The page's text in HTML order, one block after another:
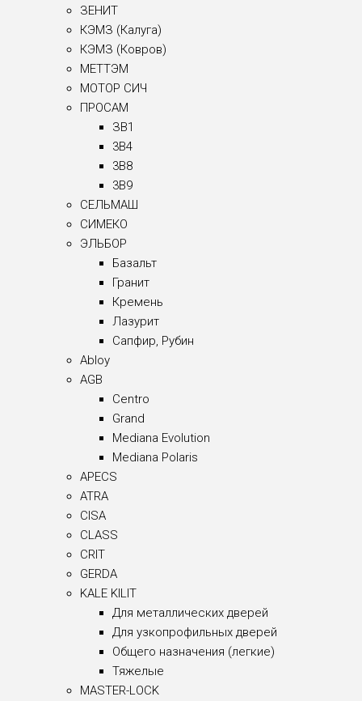
ЗЕНИТ
КЭМЗ (Калуга)
КЭМЗ (Ковров)
МЕТТЭМ
МОТОР СИЧ
ПРОСАМ
ЗВ1
3B4
3B8
3B9
СЕЛЬМАШ
СИМЕКО
ЭЛЬБОР
Базальт
Гранит
Кремень
Лазурит
Сапфир, Рубин
Abloy
AGB
Centro
Grand
Mediana Evolution
Mediana Polaris
APECS
ATRA
CISA
CLASS
CRIT
GERDA
KALE KILIT
Для металлических дверей
Для узкопрофильных дверей
Общего назначения (легкие)
Тяжелые
MASTER-LOCK